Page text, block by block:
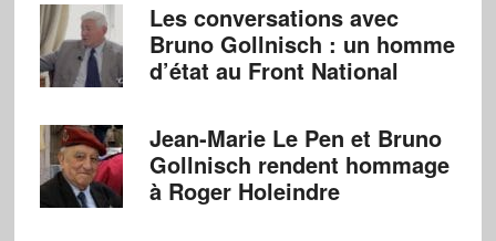
Les conversations avec
Bruno Gollnisch : un homme
d’état au Front National
Jean-Marie Le Pen et Bruno
Gollnisch rendent hommage
à Roger Holeindre